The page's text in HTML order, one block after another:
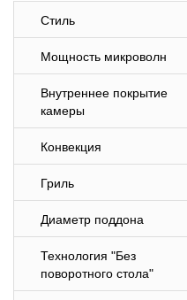
Стиль
Мощность микроволн
Внутреннее покрытие
камеры
Конвекция
Гриль
Диаметр поддона
Технология "Без
поворотного стола"